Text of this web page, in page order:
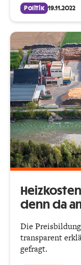
Politik 19.11.2022
denn da
Die
transparent
gefragt.